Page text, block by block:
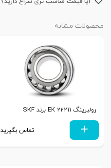
محصولات مشابه
رولبرینگ 22211 EK برند SKF
تماس بگیرید